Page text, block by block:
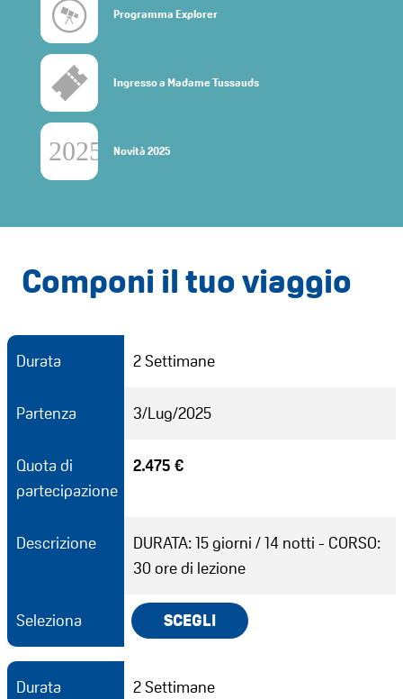
Programma Explorer
Ingresso a Madame Tussauds
Novità 2025
Componi il tuo viaggio
Durata 2 Settimane
Partenza 3/Lug/2025
Quota di
partecipazione
2.475 €
Descrizione
DURATA: 15 giorni / 14 notti - CORSO:
30 ore di lezione
Seleziona SCEGLI
Durata 2 Settimane